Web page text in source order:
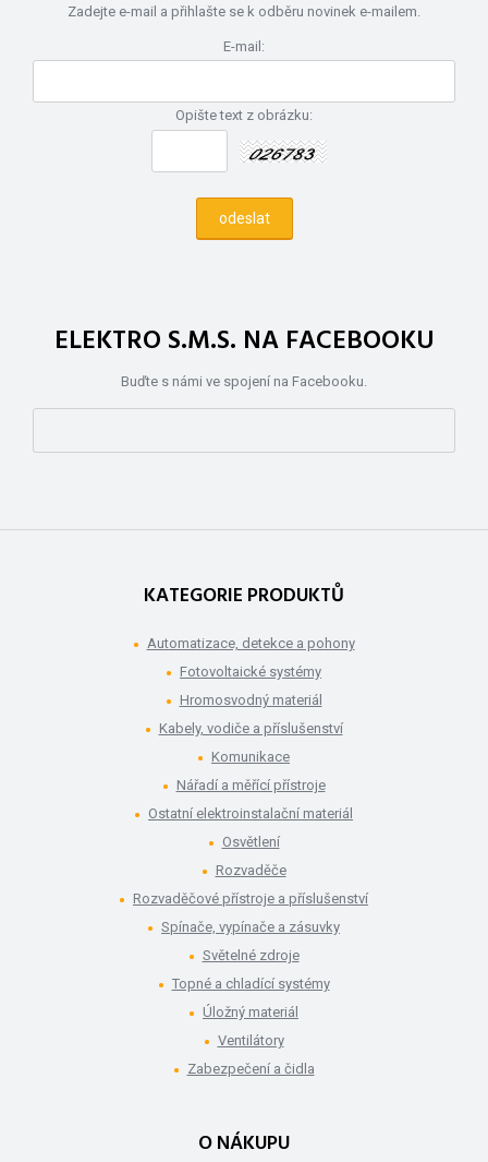
Zadejte e-mail a přihlašte se k odběru novinek e-mailem.
E-mail:
Opište text z obrázku:
ELEKTRO S.M.S. NA FACEBOOKU
Buďte s námi ve spojení na Facebooku.
KATEGORIE PRODUKTŮ
Automatizace, detekce a pohony
Fotovoltaické systémy
Hromosvodný materiál
Kabely, vodiče a příslušenství
Komunikace
Nářadí a měřící přístroje
Ostatní elektroinstalační materiál
Osvětlení
Rozvaděče
Rozvaděčové přístroje a příslušenství
Spínače, vypínače a zásuvky
Světelné zdroje
Topné a chladící systémy
Úložný materiál
Ventilátory
Zabezpečení a čidla
O NÁKUPU